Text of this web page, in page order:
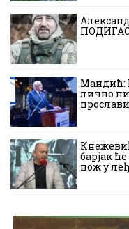
Мандић:
лично
прослави
барјак
нож у